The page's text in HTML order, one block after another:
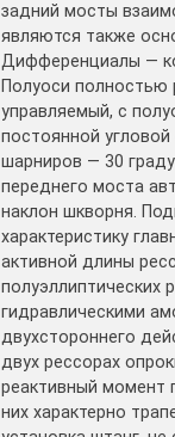
задний мосты
являются также
Дифференциалы —
Полуоси полностью
управляемый, с
постоянной
шарниров — 30
переднего моста
наклон шкворня.
характеристику
активной длины
полуэллиптических
гидравлическими
двухстороннего
двух рессорах
реактивный момент
них характерно